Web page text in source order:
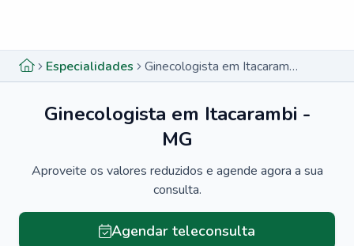
Especialidades Ginecologista em Itacarambi - MG
Ginecologista em Itacarambi -
MG
Aproveite os valores reduzidos e agende agora a sua
consulta.
Agendar teleconsulta